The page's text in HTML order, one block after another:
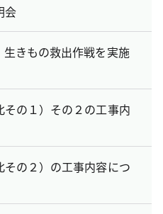
会
きもの救出作戦を実施
の１）その２の工事内
の２）の工事内容につ